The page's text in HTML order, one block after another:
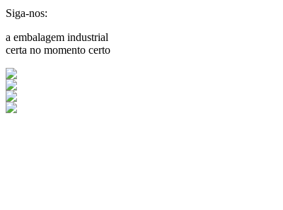
Siga-nos:
a embalagem industrial
certa no momento certo